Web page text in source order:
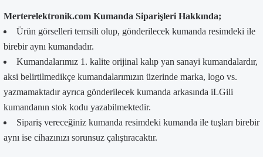
Merterelektronik.com Kumanda Siparişleri Hakkında;
Ürün görselleri temsili olup, gönderilecek kumanda resimdeki ile
birebir aynı kumandadır.
Kumandalarımız 1. kalite orijinal kalıp yan sanayi kumandalardır,
aksi belirtilmedikçe kumandalarımızın üzerinde marka, logo vs.
yazmamaktadır ayrıca gönderilecek kumanda arkasında iLGili
kumandanın stok kodu yazabilmektedir.
Sipariş vereceğiniz kumanda resimdeki kumanda ile tuşları birebir
aynı ise cihazınızı sorunsuz çalıştıracaktır.